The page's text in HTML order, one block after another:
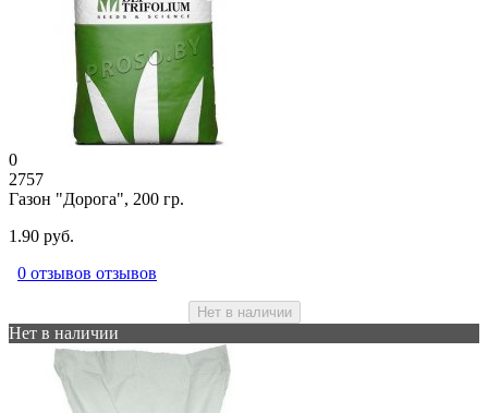
0
2757
Газон "Дорога", 200 гр.
1.90 руб.
0 отзывов отзывов
Нет в наличии
Нет в наличии